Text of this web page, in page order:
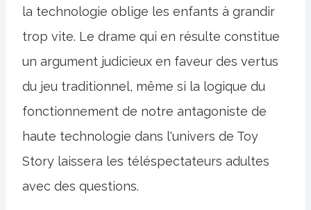
la technologie oblige les enfants à grandir
trop vite. Le drame qui en résulte constitue
un argument judicieux en faveur des vertus
du jeu traditionnel, même si la logique du
fonctionnement de notre antagoniste de
haute technologie dans l'univers de Toy
Story laissera les téléspectateurs adultes
avec des questions.